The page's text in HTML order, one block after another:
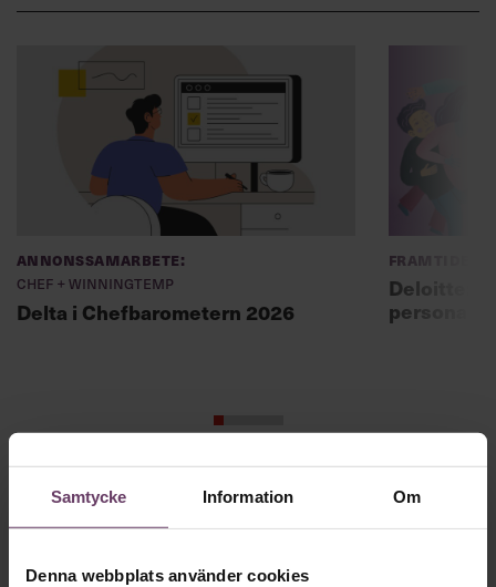
Samtycke Information Om
Denna webbplats använder cookies
Annonssamarbete:
Chef + Winningtemp
Delta i Chefbarometern 2026
Deloitte:
personal
Skriv som en vd med en
app